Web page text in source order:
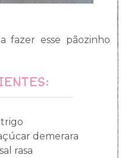
fazer esse pãozinho
demerara
rasa